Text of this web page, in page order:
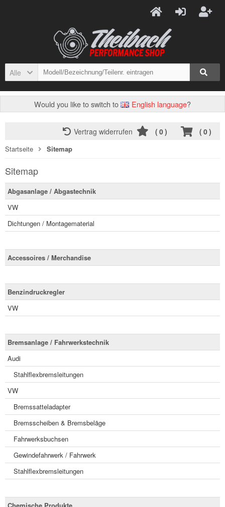
Alle
Would you like to switch to English language?
( 0)
Vertrag widerrufen ( 0)
Startseite Sitemap
Sitemap
Abgasanlage / Abgastechnik
VW
Dichtungen / Montagematerial
Accessoires / Merchandise
Benzindruckregler
VW
Bremsanlage / Fahrwerkstechnik
Audi
Stahlflexbremsleitungen
VW
Bremssatteladapter
Bremsscheiben & Bremsbeläge
Fahrwerksbuchsen
Gewindefahrwerk / Fahrwerk
Stahlflexbremsleitungen